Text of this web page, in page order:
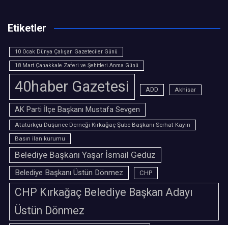
Etiketler
10 Ocak Dünya Çalışan Gazeteciler Günü
18 Mart Çanakkale Zaferi ve Şehitleri Anma Günü
40haber Gazetesi ADD Akhisar
AK Parti İlçe Başkanı Mustafa Sevgen
Atatürkçü Düşünce Derneği Kırkağaç Şube Başkanı Serhat Kayın
Basın ilan kurumu
Belediye Başkanı Yaşar İsmail Gedüz
Belediye Başkanı Üstün Dönmez CHP
CHP Kırkağaç Belediye Başkan Adayı
Üstün Dönmez